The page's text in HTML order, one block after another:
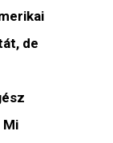
de
Mi